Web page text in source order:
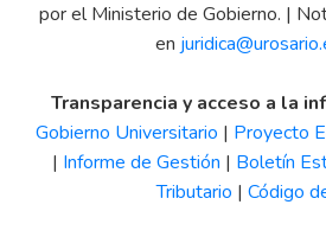
por el Ministerio de Gobierno. |
en
Transparencia y acceso a la
Gobierno Universitario | Proyecto
| Informe de Gestión | Boletín
Tributario | Código